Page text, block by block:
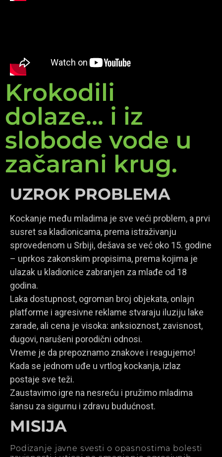
Krokodili
dolaze... i iz
slobode vode u
začarani krug.
UZROK PROBLEMA
Kockanje među mladima je sve veći problem, a prvi
susret sa kladionicama, prema istraživanju
sprovedenom u Srbiji, dešava se već oko 15. godine
– uprkos zakonskim propisima, prema kojima je
ulazak u kladionice zabranjen za mlađe od 18
godina.
Laka dostupnost, ogroman broj objekata, onlajn
platforme i agresivne reklame stvaraju iluziju lake
zarade, ali cena je visoka: anksioznost, zavisnost,
dugovi, narušeni porodični odnosi.
Vreme je da prepoznamo znakove i reagujemo!
Kada se jednom uđe u vrtlog kockanja, izlaz
postaje sve teži.
Zaustavimo igre na nesreću i pružimo mladima
šansu za sigurnu i zdravu budućnost.
MISIJA
Podizanje javne svesti o opasnostima bolesti